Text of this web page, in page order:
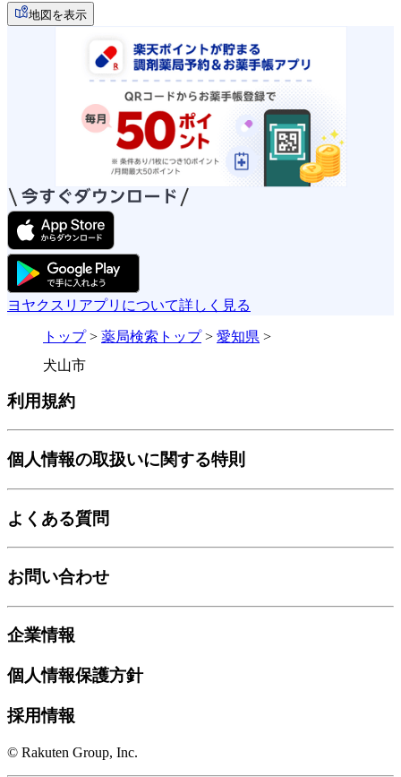
地図を表示
ヨヤクスリアプリについて詳しく見る
トップ> 薬局検索トップ> 愛知県 >
犬山市
利用規約
個人情報の取扱いに関する特則
よくある質問
お問い合わせ
企業情報
個人情報保護方針
採用情報
© Rakuten Group, Inc.